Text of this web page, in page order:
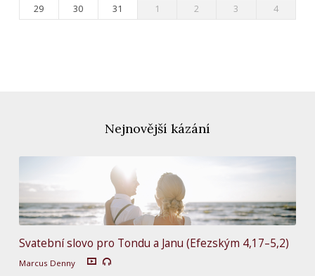
29
30 31 1 2 3 4
Nejnovější kázání
Svatební slovo pro Tondu a Janu (Efezským 4,17–5,2)
Marcus Denny